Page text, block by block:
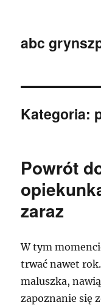
abc
Kategoria:
Powrót
zaraz
W tym
trwać nawet
maluszka,
zapoznanie się